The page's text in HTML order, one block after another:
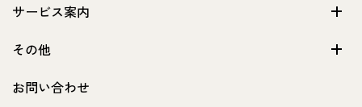
サービス案内
その他
お問い合わせ